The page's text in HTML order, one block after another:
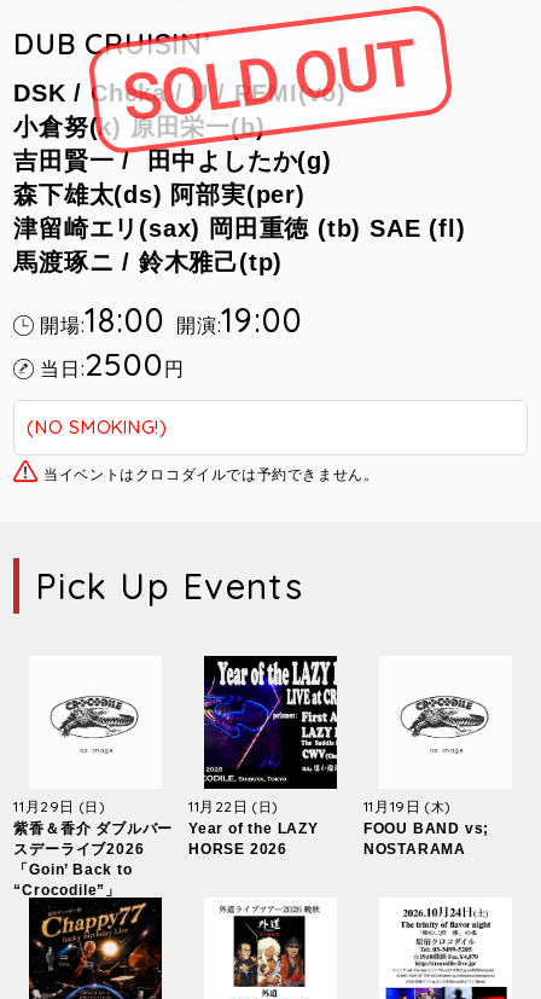
DUB CRUISIN’
DSK / Cheka / U / REMI(vo)
小倉努(k) 原田栄一(b)
吉田賢一 /田中よしたか(g)
森下雄太(ds) 阿部実(per)
津留崎エリ(sax) 岡田重徳 (tb) SAE (fl)
馬渡琢ニ / 鈴木雅己(tp)
開場:18:00 開演:19:00
当日:2500円
(NO SMOKING!)
当イベントはクロコダイルでは予約できません。
Pick Up Events
11月29日 (日)
紫香＆香介 ダブルバー
スデーライブ2026
「Goin’ Back to
“Crocodile”」
11月22日(日)
Year of the LAZY
HORSE 2026
11月19日 (木)
FOOU BAND vs;
NOSTARAMA